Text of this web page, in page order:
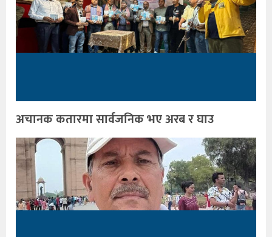
अचानक कतारमा सार्वजनिक भए अरब र घाउ